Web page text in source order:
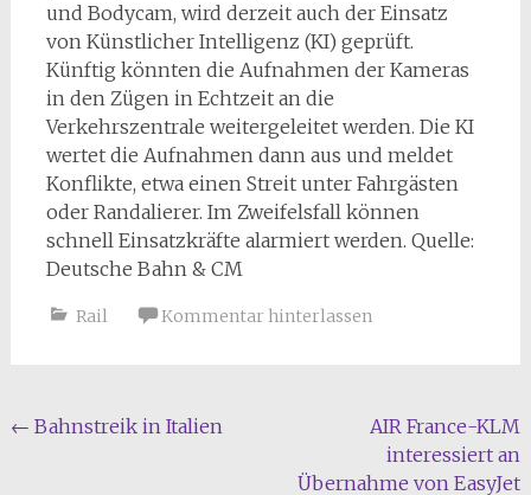
und Bodycam, wird derzeit auch der Einsatz
von Künstlicher Intelligenz (KI) geprüft.
Künftig könnten die Aufnahmen der Kameras
in den Zügen in Echtzeit an die
Verkehrszentrale weitergeleitet werden. Die KI
wertet die Aufnahmen dann aus und meldet
Konflikte, etwa einen Streit unter Fahrgästen
oder Randalierer. Im Zweifelsfall können
schnell Einsatzkräfte alarmiert werden. Quelle:
Deutsche Bahn & CM
Rail Kommentar hinterlassen
Beitragsnavigation
← Bahnstreik in Italien
AIR France-KLM
interessiert an
Übernahme von EasyJet